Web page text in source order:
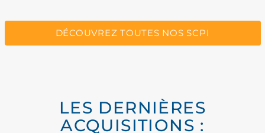
DÉCOUVREZ TOUTES NOS SCPI
LES DERNIÈRES
ACQUISITIONS :